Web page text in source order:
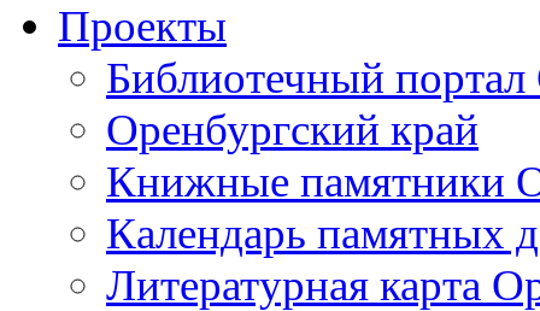
Проекты
Библиотечный портал
Оренбургский край
Книжные памятники
Календарь памятных
Литературная карта